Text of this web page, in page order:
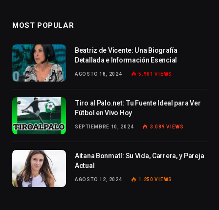
MOST POPULAR
Beatriz de Vicente: Una Biografía
Detallada e Información Esencial
AGOSTO 18, 2024 5.901VIEWS
Tiro al Palo.net: Tu Fuente Ideal para Ver
Fútbol en Vivo Hoy
SEPTIEMBRE 10, 2024 3.089VIEWS
Aitana Bonmatí: Su Vida, Carrera, y Pareja
Actual
AGOSTO 12, 2024 1.250VIEWS